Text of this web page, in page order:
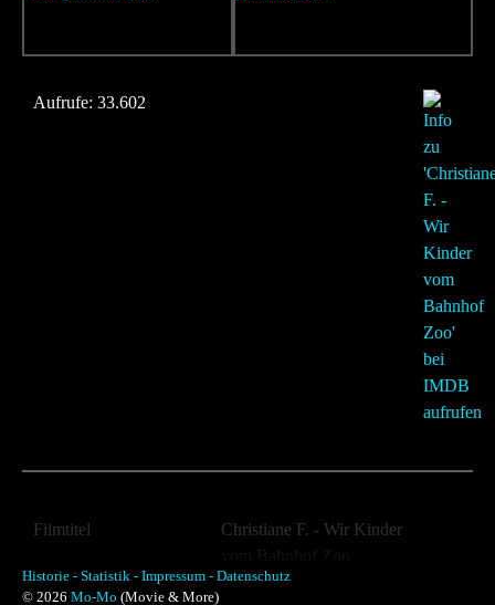
Aufrufe: 33.602
Filmtitel
Christiane F. - Wir Kinder
vom Bahnhof Zoo
Jahr:
Historie - Statistik - Impressum - Datenschutz
© 2026 Mo-Mo (Movie & More)